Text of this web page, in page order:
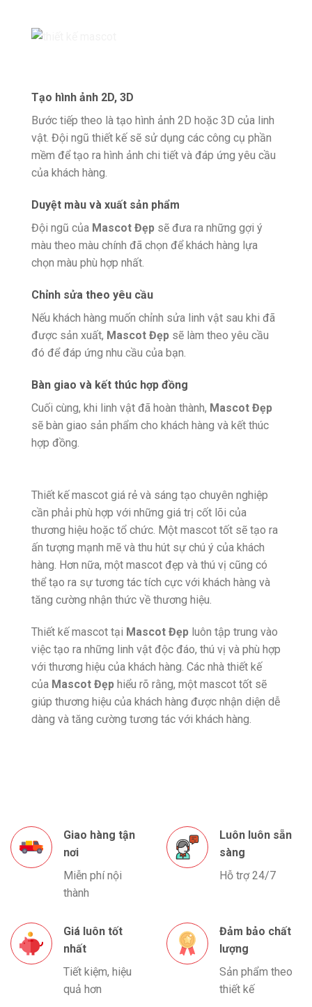
Tạo hình ảnh 2D, 3D
Bước tiếp theo là tạo hình ảnh 2D hoặc 3D của linh
vật. Đội ngũ thiết kế sẽ sử dụng các công cụ phần
mềm để tạo ra hình ảnh chi tiết và đáp ứng yêu cầu
của khách hàng.
Duyệt màu và xuất sản phẩm
Đội ngũ của Mascot Đẹp sẽ đưa ra những gợi ý
màu theo màu chính đã chọn để khách hàng lựa
chọn màu phù hợp nhất.
Chỉnh sửa theo yêu cầu
Nếu khách hàng muốn chỉnh sửa linh vật sau khi đã
được sản xuất, Mascot Đẹp sẽ làm theo yêu cầu
đó để đáp ứng nhu cầu của bạn.
Bàn giao và kết thúc hợp đồng
Cuối cùng, khi linh vật đã hoàn thành, Mascot Đẹp
sẽ bàn giao sản phẩm cho khách hàng và kết thúc
hợp đồng.
Thiết kế mascot giá rẻ và sáng tạo chuyên nghiệp
cần phải phù hợp với những giá trị cốt lõi của
thương hiệu hoặc tổ chức. Một mascot tốt sẽ tạo ra
ấn tượng mạnh mẽ và thu hút sự chú ý của khách
hàng. Hơn nữa, một mascot đẹp và thú vị cũng có
thể tạo ra sự tương tác tích cực với khách hàng và
tăng cường nhận thức về thương hiệu.
Thiết kế mascot tại Mascot Đẹp luôn tập trung vào
việc tạo ra những linh vật độc đáo, thú vị và phù hợp
với thương hiệu của khách hàng. Các nhà thiết kế
của Mascot Đẹp hiểu rõ rằng, một mascot tốt sẽ
giúp thương hiệu của khách hàng được nhận diện dễ
dàng và tăng cường tương tác với khách hàng.
Giao hàng tận
nơi
Miễn phí nội
thành
Luôn luôn sẵn
sàng
Hỗ trợ 24/7
Giá luôn tốt
nhất
Tiết kiệm, hiệu
quả hơn
Đảm bảo chất
lượng
Sản phẩm theo
thiết kế